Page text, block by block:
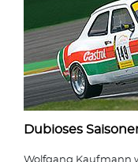
Dubioses
Wolfgang Kaufmann